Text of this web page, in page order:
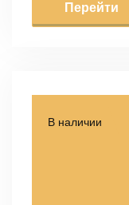
Перейти
В наличии